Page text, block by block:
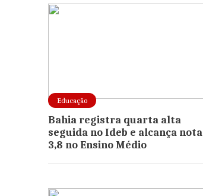
Educação
Bahia registra quarta alta
seguida no Ideb e alcança nota
3,8 no Ensino Médio